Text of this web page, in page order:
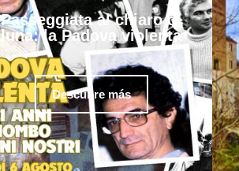
Passeggiata al chiaro di
luna: la Padova violenta
Descubre más